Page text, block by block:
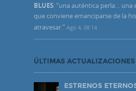
BLUES: “una auténtica perla… una
que conviene emanciparse de la
atravesar.” Ago 4, 08:14
ÚLTIMAS ACTUALIZACIONES
ESTRENOS